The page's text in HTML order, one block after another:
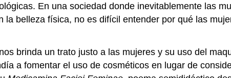
En una sociedad donde inevitablemente las
belleza física, no es difícil entender por qué las
brinda un trato justo a las mujeres y su uso del
a fomentar el uso de cosméticos en lugar de